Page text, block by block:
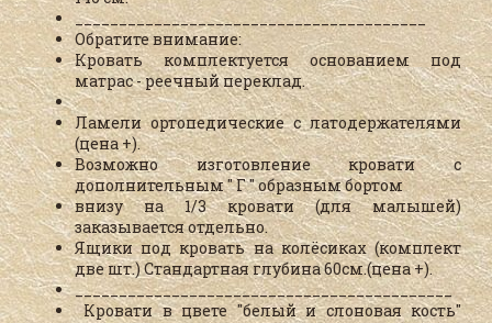
________________________________________
Обратите внимание:
Кровать комплектуется основанием под
матрас - реечный переклад.
Ламели ортопедические с латодержателями
(цена +).
Возможно изготовление кровати с
дополнительным " Г " образным бортом
внизу на 1/3 кровати (для малышей)
заказывается отдельно.
Ящики под кровать на колёсиках(комплект
две шт.) Стандартная глубина 60см.(цена +).
___________________________________________
Кровати в цвете "белый и слоновая кость"